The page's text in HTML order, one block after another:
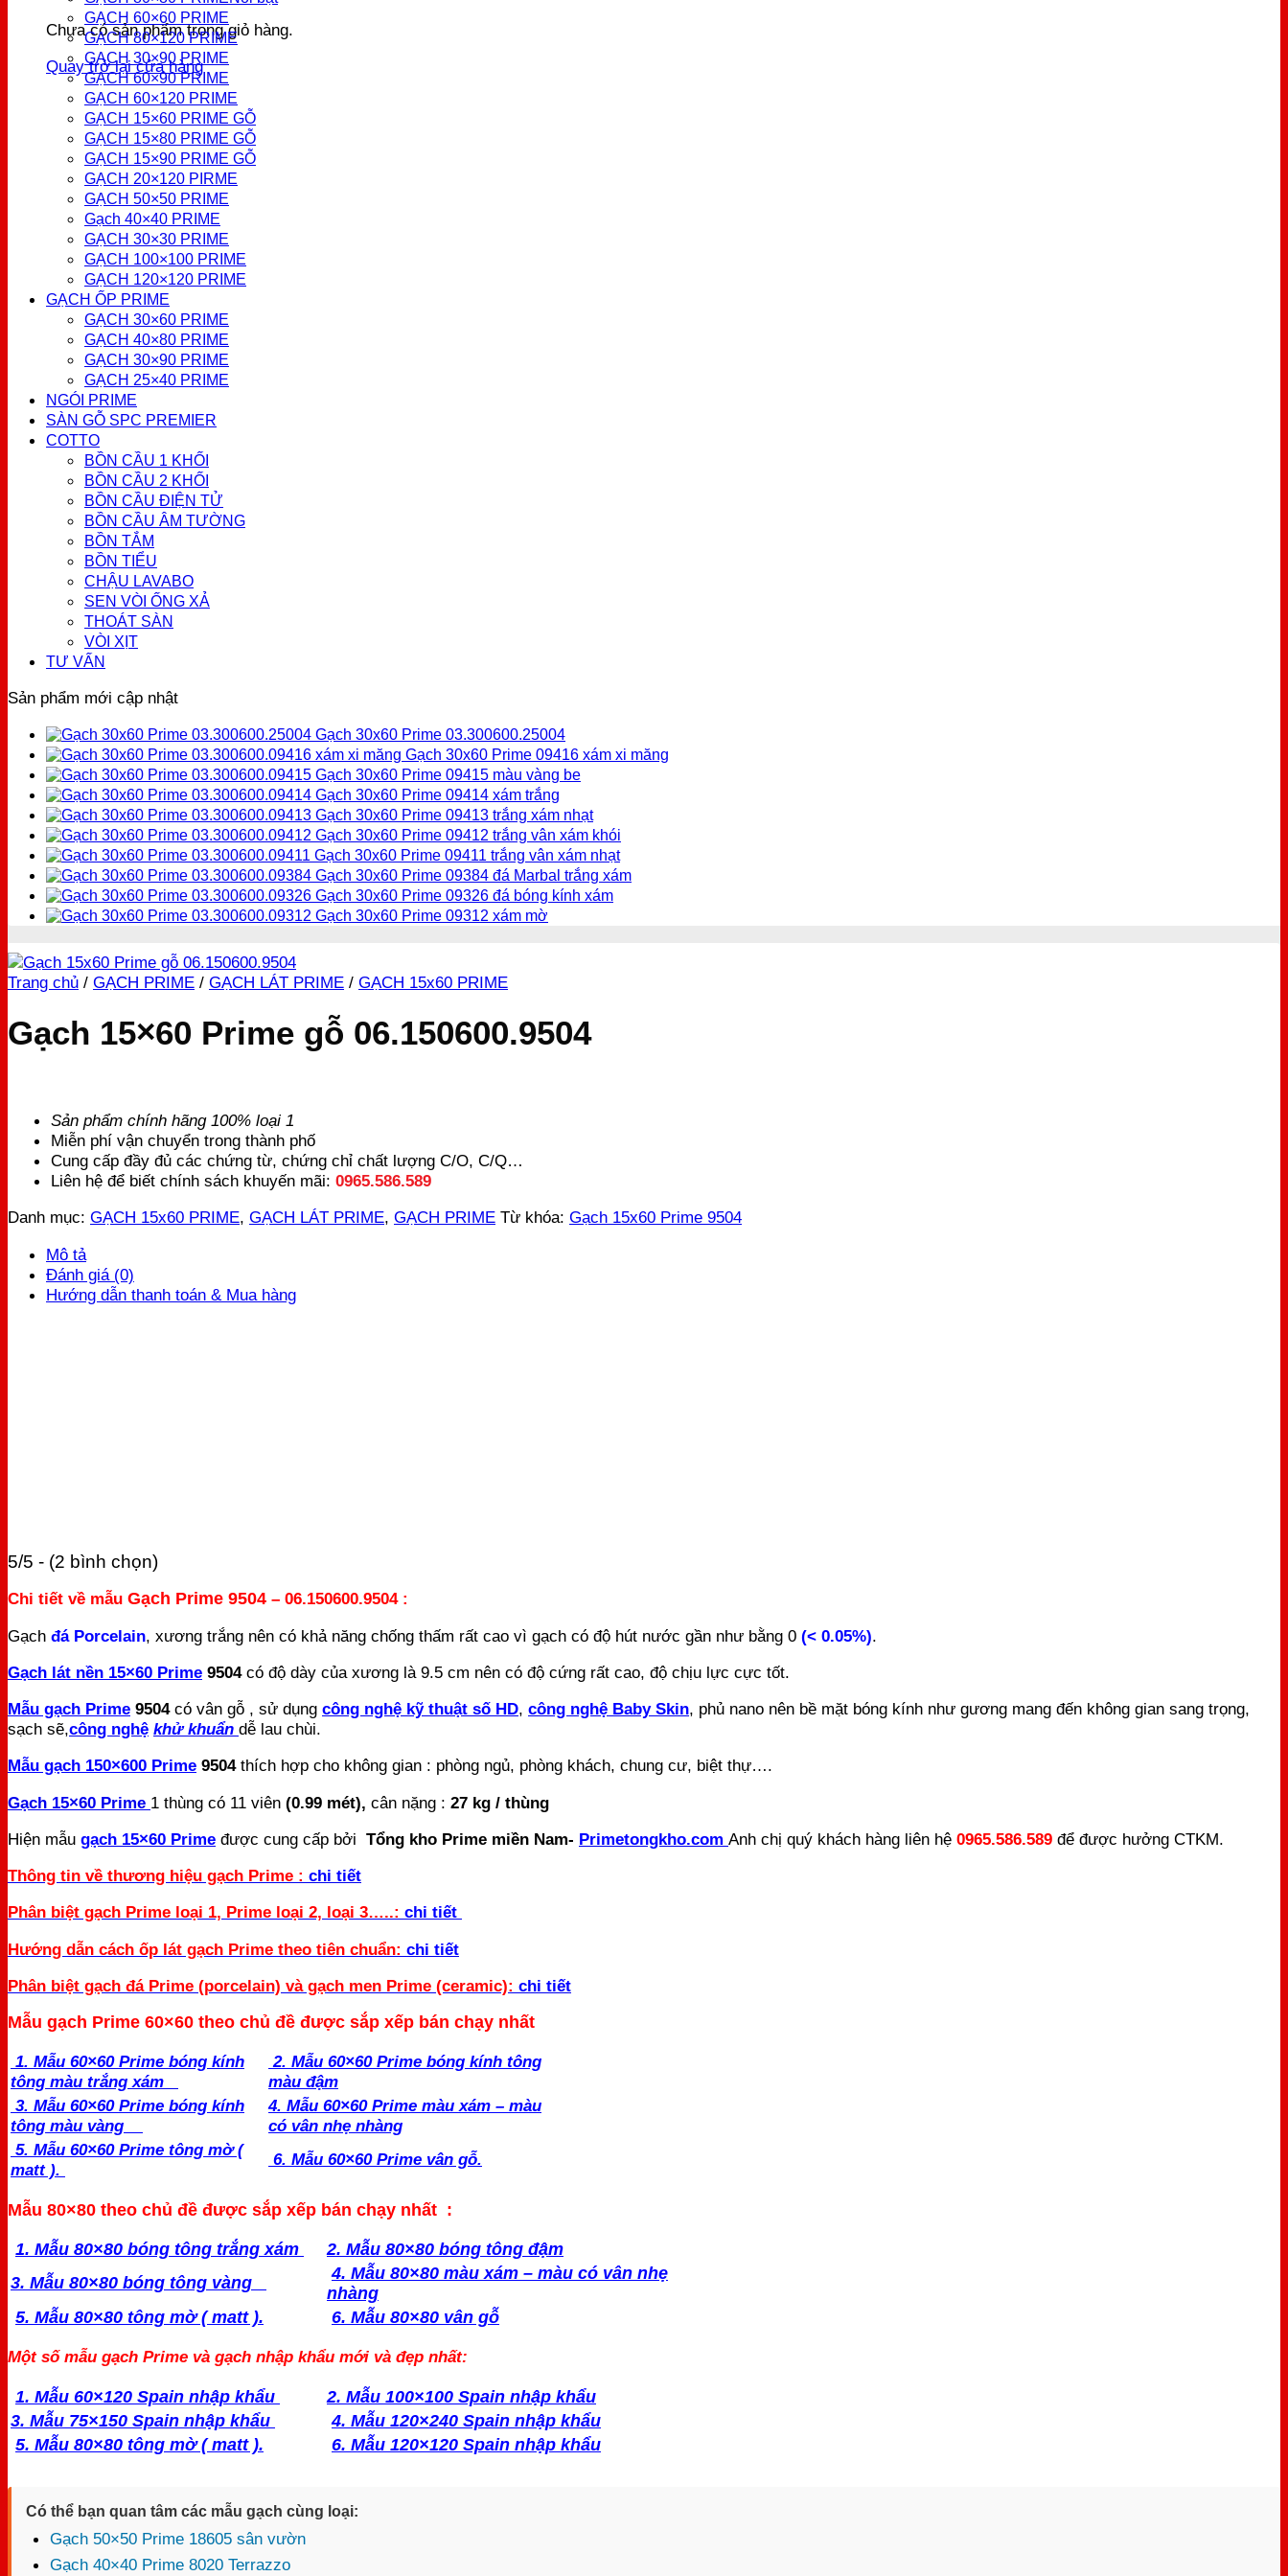
Chưa có sản phẩm trong giỏ hàng.
Quay trở lại cửa hàng
GẠCH 60×60 PRIME
GẠCH 80×120 PRIME
GẠCH 30×90 PRIME
GẠCH 60×90 PRIME
GẠCH 60×120 PRIME
GẠCH 15×60 PRIME GỖ
GẠCH 15×80 PRIME GỖ
GẠCH 15×90 PRIME GỖ
GẠCH 20×120 PIRME
GẠCH 50×50 PRIME
Gạch 40×40 PRIME
GẠCH 30×30 PRIME
GẠCH 100×100 PRIME
GẠCH 120×120 PRIME
GẠCH ỐP PRIME
GẠCH 30×60 PRIME
GẠCH 40×80 PRIME
GẠCH 30×90 PRIME
GẠCH 25×40 PRIME
NGÓI PRIME
SÀN GỖ SPC PREMIER
COTTO
BỒN CẦU 1 KHỐI
BỒN CẦU 2 KHỐI
BỒN CẦU ĐIỆN TỬ
BỒN CẦU ÂM TƯỜNG
BỒN TẮM
BỒN TIỂU
CHẬU LAVABO
SEN VÒI ỐNG XẢ
THOÁT SÀN
VÒI XỊT
TƯ VẤN
Sản phẩm mới cập nhật
Gạch 30x60 Prime 03.300600.25004
Gạch 30x60 Prime 09416 xám xi măng
Gạch 30x60 Prime 09415 màu vàng be
Gạch 30x60 Prime 09414 xám trắng
Gạch 30x60 Prime 09413 trắng xám nhạt
Gạch 30x60 Prime 09412 trắng vân xám khói
Gạch 30x60 Prime 09411 trắng vân xám nhạt
Gạch 30x60 Prime 09384 đá Marbal trắng xám
Gạch 30x60 Prime 09326 đá bóng kính xám
Gạch 30x60 Prime 09312 xám mờ
Trang chủ / GẠCH PRIME / GẠCH LÁT PRIME / GẠCH 15x60 PRIME
Gạch 15×60 Prime gỗ 06.150600.9504
Sản phẩm chính hãng 100% loại 1
Miễn phí vận chuyển trong thành phố
Cung cấp đầy đủ các chứng từ, chứng chỉ chất lượng C/O, C/Q…
Liên hệ để biết chính sách khuyến mãi: 0965.586.589
Danh mục: GẠCH 15x60 PRIME, GẠCH LÁT PRIME, GẠCH PRIME Từ khóa: Gạch 15x60 Prime 9504
Mô tả
Đánh giá (0)
Hướng dẫn thanh toán & Mua hàng
5/5 - (2 bình chọn)
Chi tiết về mẫu Gạch Prime 9504 – 06.150600.9504 :
Gạch đá Porcelain, xương trắng nên có khả năng chống thấm rất cao vì gạch có độ hút nước gần như bằng 0 (< 0.05%).
Gạch lát nền 15×60 Prime 9504có độ dày của xương là 9.5 cm nên có độ cứng rất cao, độ chịu lực cực tốt.
Mẫu gạch Prime 9504có vân gỗ , sử dụng công nghệ kỹ thuật số HD, công nghệ Baby Skin, phủ nano nên bề mặt bóng kính như gương mang đến không gian sang trọng,
sạch sẽ,công nghệ khử khuẩn dễ lau chùi.
Mẫu gạch 150×600 Prime 9504thích hợp cho không gian : phòng ngủ, phòng khách, chung cư, biệt thự….
Gạch 15×60 Prime 1 thùng có 11 viên (0.99 mét), cân nặng : 27 kg / thùng
Hiện mẫu gạch 15×60 Prime được cung cấp bởi Tổng kho Prime miền Nam- Primetongkho.com Anh chị quý khách hàng liên hệ 0965.586.589 để được hưởng CTKM.
Thông tin về thương hiệu gạch Prime : chi tiết
Phân biệt gạch Prime loại 1, Prime loại 2, loại 3…..: chi tiết
Hướng dẫn cách ốp lát gạch Prime theo tiên chuẩn: chi tiết
Phân biệt gạch đá Prime (porcelain) và gạch men Prime (ceramic): chi tiết
Mẫu gạch Prime 60×60 theo chủ đề được sắp xếp bán chạy nhất
1. Mẫu 60×60 Prime bóng kính
tông màu trắng xám
2. Mẫu 60×60 Prime bóng kính tông
màu đậm
3. Mẫu 60×60 Prime bóng kính
tông màu vàng
4. Mẫu 60×60 Prime màu xám – màu
có vân nhẹ nhàng
5. Mẫu 60×60 Prime tông mờ (
matt ).
6. Mẫu 60×60 Prime vân gỗ.
Mẫu 80×80 theo chủ đề được sắp xếp bán chạy nhất :
1. Mẫu 80×80 bóng tông trắng xám
2. Mẫu 80×80 bóng tông đậm
3. Mẫu 80×80 bóng tông vàng
4. Mẫu 80×80 màu xám – màu có vân nhẹ
nhàng
5. Mẫu 80×80 tông mờ ( matt ).
6. Mẫu 80×80 vân gỗ
Một số mẫu gạch Prime và gạch nhập khẩu mới và đẹp nhất:
1. Mẫu 60×120 Spain nhập khẩu
2. Mẫu 100×100 Spain nhập khẩu
3. Mẫu 75×150 Spain nhập khẩu
4. Mẫu 120×240 Spain nhập khẩu
5. Mẫu 80×80 tông mờ ( matt ).
6. Mẫu 120×120 Spain nhập khẩu
Có thể bạn quan tâm các mẫu gạch cùng loại:
Gạch 50×50 Prime 18605 sân vườn
Gạch 40×40 Prime 8020 Terrazzo